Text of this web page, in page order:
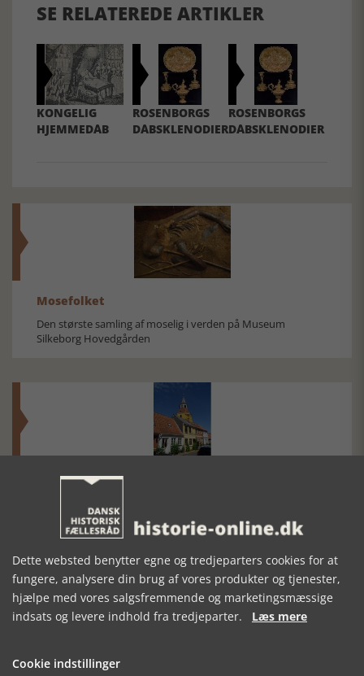
SE RELATEREDE ARTIKLER
KONGELIG
HJEMMEDÅB
ROSENBORGS
DÅBSKLENODIER
ROSENBORGS
DÅBSKLENODIER
Mosefolket
Den største samling af moselig i verden på Museum
Silkeborg Hovedgården
Historisk festival i Faaborg
oktober - 1. november 2026
Ole Mortensøn fortæller om den amerikanske journalist
Dette websted benytter egne og tredjeparters cookies for at
fungere, analysere din brug af vores produkter og tjenester,
hjælpe med vores salgsfremmende og marketingsmæssige
indsats og levere indhold fra tredjeparter. Læs mere
Cookie indstillinger